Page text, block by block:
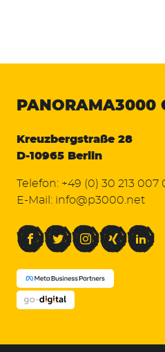
PANORAMA3000
Kreuzbergstraße 28
D-10965 Berlin
Telefon: +49 (0) 30 213 007
E-Mail: info@p3000.net
FacebookTwitterInstagramXing LinkedIn